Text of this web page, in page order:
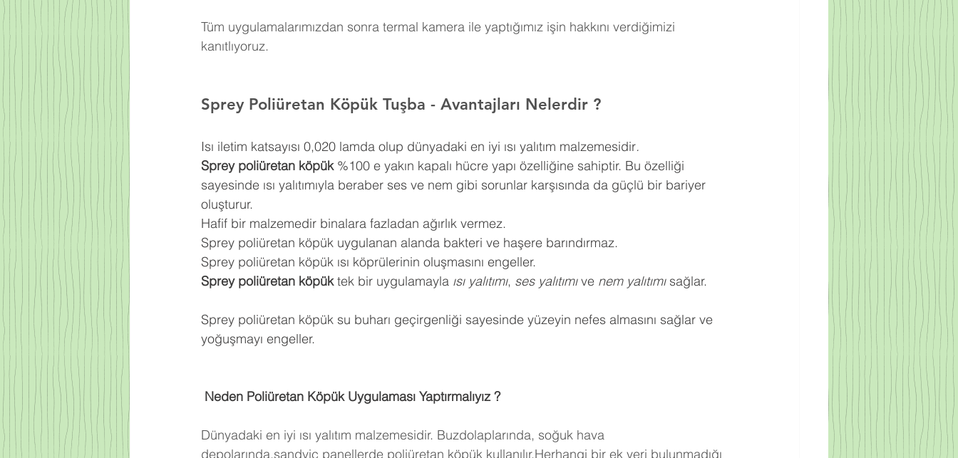
Tüm uygulamalarımızdan sonra termal kamera ile yaptığımız işin hakkını verdiğimizi
kanıtlıyoruz.
Sprey Poliüretan Köpük Tuşba - Avantajları Nelerdir ?
Isı iletim katsayısı 0,020 lamda olup dünyadaki en iyi ısı yalıtım malzemesidir.
Sprey poliüretan köpük %100 e yakın kapalı hücre yapı özelliğine sahiptir. Bu özelliği
sayesinde ısı yalıtımıyla beraber ses ve nem gibi sorunlar karşısında da güçlü bir bariyer
oluşturur.
Hafif bir malzemedir binalara fazladan ağırlık vermez.
Sprey poliüretan köpük uygulanan alanda bakteri ve haşere barındırmaz.
Sprey poliüretan köpük ısı köprülerinin oluşmasını engeller.
Sprey poliüretan köpük tek bir uygulamayla ısı yalıtımı, ses yalıtımı ve nem yalıtımı sağlar.
Sprey poliüretan köpük su buharı geçirgenliği sayesinde yüzeyin nefes almasını sağlar ve
yoğuşmayı engeller.
Neden Poliüretan Köpük Uygulaması Yaptırmalıyız ?
Dünyadaki en iyi ısı yalıtım malzemesidir. Buzdolaplarında, soğuk hava
depolarında,sandviç panellerde poliüretan köpük kullanılır.Herhangi bir ek yeri bulunmadığı